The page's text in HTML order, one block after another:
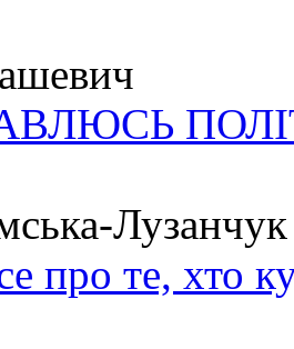
Лузанчук
про те, хто